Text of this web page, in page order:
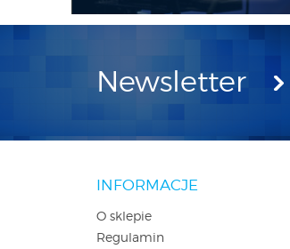
Newsletter
INFORMACJE
O sklepie
Regulamin